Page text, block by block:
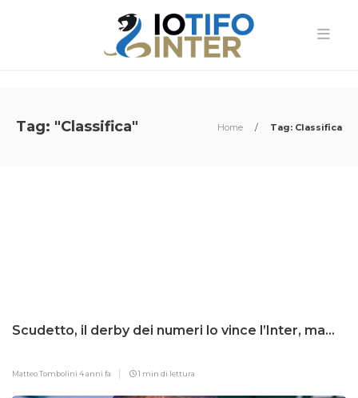
Tag: "Classifica" Home / Tag: Classifica
Scudetto, il derby dei numeri lo vince l’Inter, ma…
Matteo Tombolini 4 anni fa 1 min di lettura